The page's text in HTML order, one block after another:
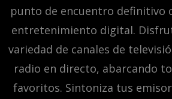
punto de encuentro definitivo
entretenimiento digital.
variedad de canales de
radio en directo, abarcando
favoritos. Sintoniza tus